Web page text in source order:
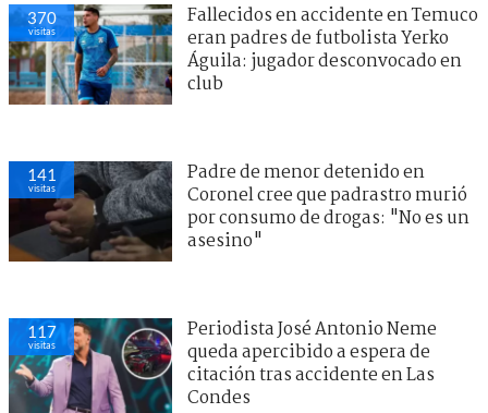
370
visitas
Fallecidos en accidente en Temuco
eran padres de futbolista Yerko
Águila: jugador desconvocado en
club
141
visitas
Padre de menor detenido en
Coronel cree que padrastro murió
por consumo de drogas: "No es un
asesino"
117
visitas
Periodista José Antonio Neme
queda apercibido a espera de
citación tras accidente en Las
Condes